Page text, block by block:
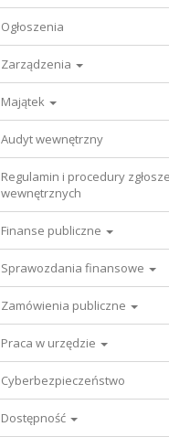
Ogłoszenia
Zarządzenia
Majątek
Audyt wewnętrzny
Regulamin i procedury
wewnętrznych
Finanse publiczne
Sprawozdania finansowe
Zamówienia publiczne
Praca w urzędzie
Cyberbezpieczeństwo
Dostępność